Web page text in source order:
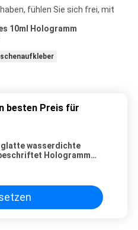
fühlen Sie sich frei, mit
10ml Hologramm
besten Preis für
glatte wasserdichte
Hologramm